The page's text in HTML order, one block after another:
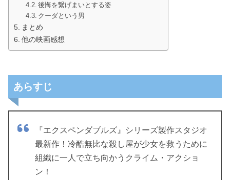
後悔を繋げまいとする姿
クーダという男
まとめ
他の映画感想
あらすじ
『エクスペンダブルズ』シリーズ製作スタジオ
最新作！冷酷無比な殺し屋が少女を救うために
組織に一人で立ち向かうクライム・アクショ
ン！